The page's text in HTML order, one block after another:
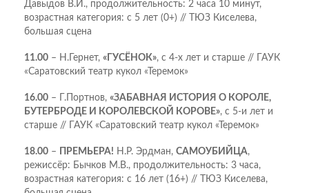
Давыдов В.И., продолжительность: 2 часа 10 минут,
возрастная категория: с 5 лет (0+) // ТЮЗ Киселева,
большая сцена
11.00 – Н.Гернет, «ГУСЁНОК», с 4-х лет и старше // ГАУК
«Саратовский театр кукол «Теремок»
16.00 – Г.Портнов, «ЗАБАВНАЯ ИСТОРИЯ О КОРОЛЕ,
БУТЕРБРОДЕ И КОРОЛЕВСКОЙ КОРОВЕ», с 5-и лет и
старше // ГАУК «Саратовский театр кукол «Теремок»
18.00 – ПРЕМЬЕРА! Н.Р. Эрдман, САМОУБИЙЦА,
режиссёр: Бычков М.В., продолжительность: 3 часа,
возрастная категория: с 16 лет (16+) // ТЮЗ Киселева,